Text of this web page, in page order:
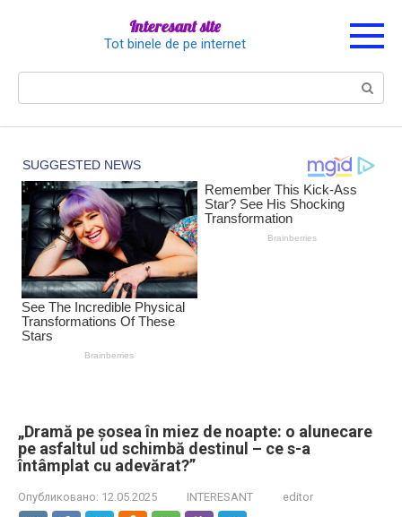
Interesant site
Tot binele de pe internet
„Dramă pe șosea în miez de noapte: o alunecare
pe asfaltul ud schimbă destinul – ce s-a
întâmplat cu adevărat?”
Опубликовано: 12.05.2025 INTERESANT editor